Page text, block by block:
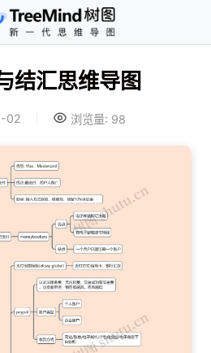
结汇思维导图
02 浏览量: 98